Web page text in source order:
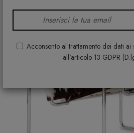
Acconsento al trattamento dei dati
all'articolo 13 GDPR